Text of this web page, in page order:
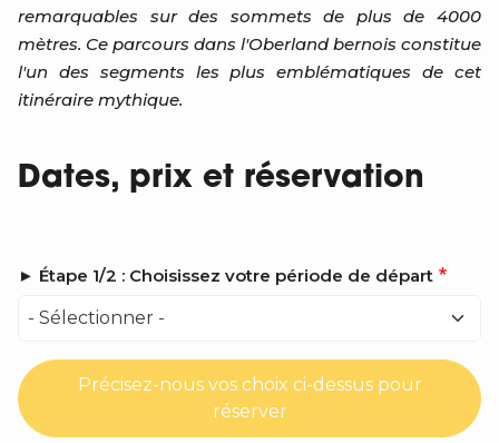
remarquables sur des sommets de plus de 4000
mètres. Ce parcours dans l'Oberland bernois constitue
l'un des segments les plus emblématiques de cet
itinéraire mythique.
Dates, prix et réservation
► Étape 1/2 : Choisissez votre période de départ
Précisez-nous vos choix ci-dessus pour
réserver